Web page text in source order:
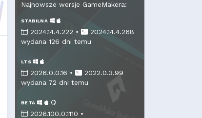
Najnowsze wersje GameMakera:
STABILNA
2024.14.4.222 •
2024.14.4.268
wydana 126 dni temu
LTS
2026.0.0.16 •
2022.0.3.99
wydana 72 dni temu
BETA
2026.100.0.1110 •